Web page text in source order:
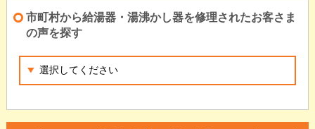
市町村から給湯器・湯沸かし器を修理されたお客さま
の声を探す